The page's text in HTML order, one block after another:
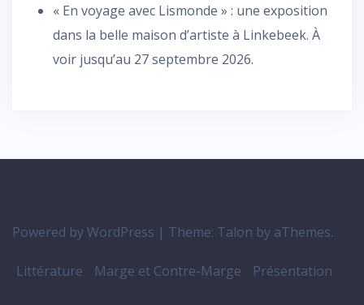
« En voyage avec Lismonde » : une exposition
dans la belle maison d’artiste à Linkebeek. À
voir jusqu’au 27 septembre 2026.
Powered by WordPress | Theme: Talon by aThemes.
Littérature Marge et Contre-Marge Présentation